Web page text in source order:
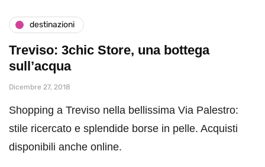
destinazioni
Treviso: 3chic Store, una bottega
sull’acqua
Dicembre 27, 2018
Shopping a Treviso nella bellissima Via Palestro:
stile ricercato e splendide borse in pelle. Acquisti
disponibili anche online.